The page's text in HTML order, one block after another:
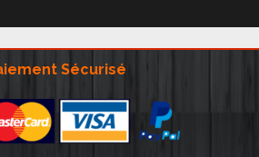
Sécurisé